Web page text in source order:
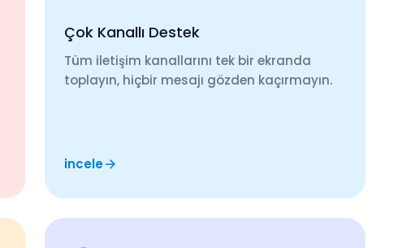
Çok Kanallı Destek
Tüm iletişim kanallarını tek bir ekranda
toplayın, hiçbir mesajı gözden kaçırmayın.
incele